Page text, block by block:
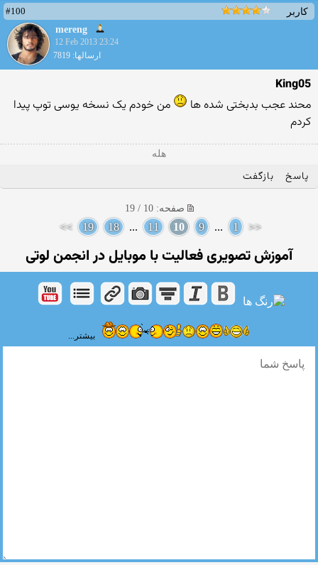
کاربر
#100
mereng
12 Feb 2013 23:24
ارسالها: 7819
King05
محند عجب بدبختی شده ها ‎
‎‏ من خودم یک نسخه یوسی توپ پیدا
کردم
هله
پاسخ بازگفت
صفحه: 10 / 19
<<
1
...
9
10
11
...
18
19
>>
آموزش تصویری فعالیت با موبایل در انجمن لوتی
بیشتر...